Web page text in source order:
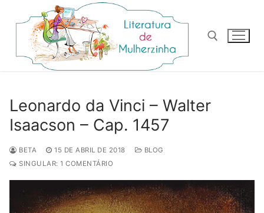
para
conteúdo
Leonardo da Vinci – Walter
Isaacson – Cap. 1457
BETA 15 DE ABRIL DE 2018
BLOG
SINGULAR: 1 COMENTÁRIO